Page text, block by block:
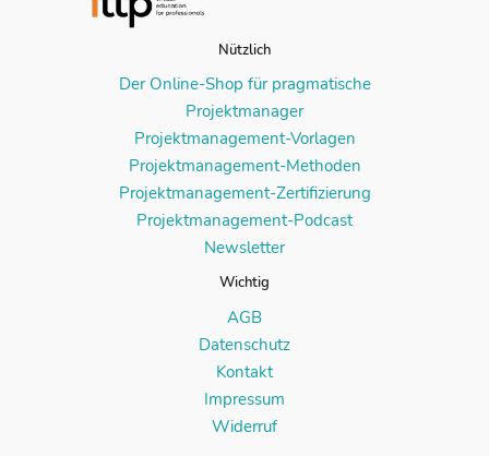
Nützlich
Der Online-Shop für pragmatische
Projektmanager
Projektmanagement-Vorlagen
Projektmanagement-Methoden
Projektmanagement-Zertifizierung
Projektmanagement-Podcast
Newsletter
Wichtig
AGB
Datenschutz
Kontakt
Impressum
Widerruf